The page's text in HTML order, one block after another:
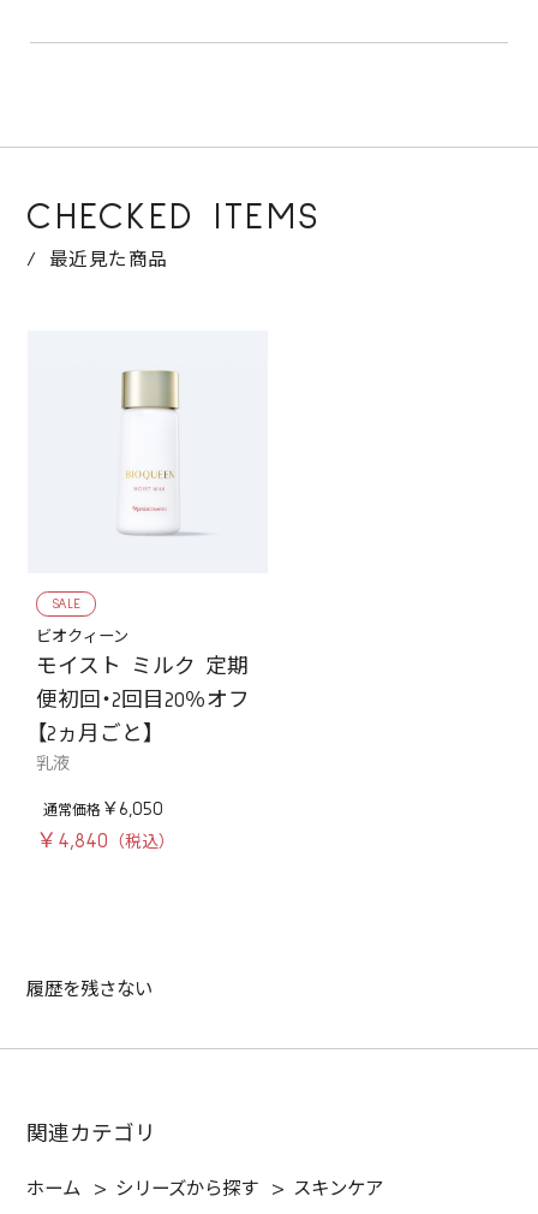
CHECKED ITEMS
最近見た商品
SALE
ビオクィーン
モイスト ミルク 定期
便初回・2回目20％オフ
【2ヵ月ごと】
乳液
￥6,050
￥4,840
履歴を残さない
関連カテゴリ
ホーム > シリーズから探す >
スキンケア